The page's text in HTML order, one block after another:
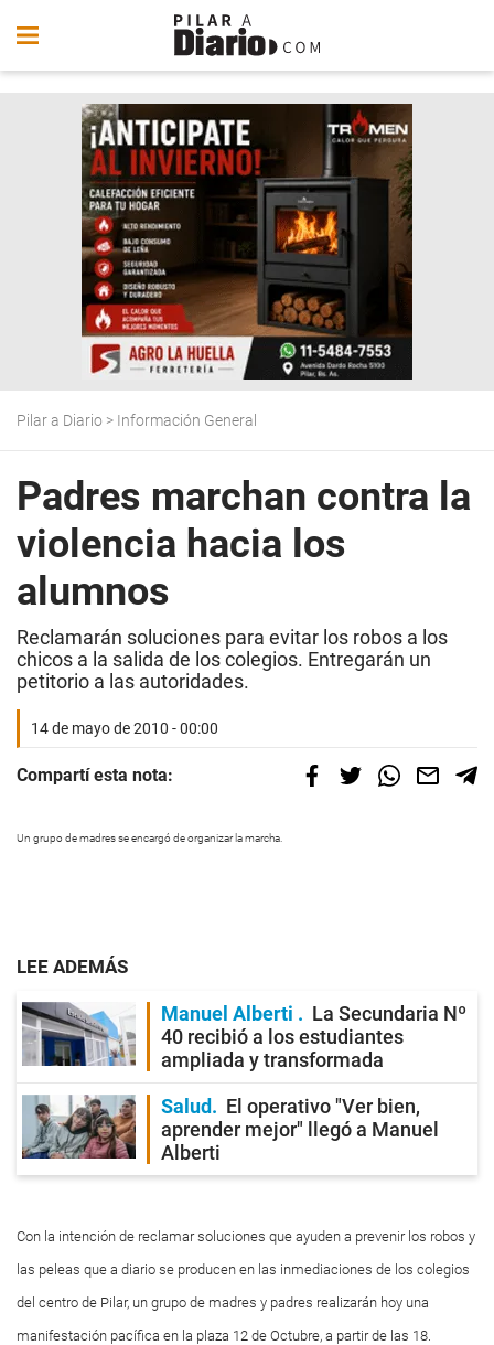
Pilar a Diario > Información General
Padres marchan contra la
violencia hacia los
alumnos
Reclamarán soluciones para evitar los robos a los
chicos a la salida de los colegios. Entregarán un
petitorio a las autoridades.
14 de mayo de 2010 - 00:00
Compartí esta nota:
Un grupo de madres se encargó de organizar la marcha.
LEE ADEMÁS
Manuel Alberti
La Secundaria Nº
40 recibió a los estudiantes
ampliada y transformada
Salud
El operativo "Ver bien,
aprender mejor" llegó a Manuel
Alberti
Con la intención de reclamar soluciones que ayuden a prevenir los robos y
las peleas que a diario se producen en las inmediaciones de los colegios
del centro de Pilar, un grupo de madres y padres realizarán hoy una
manifestación pacífica en la plaza 12 de Octubre, a partir de las 18.